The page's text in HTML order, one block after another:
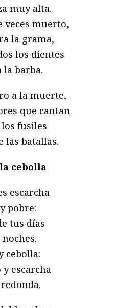
muy alta.
veces muerto,
la grama,
los dientes
la barba.
a la muerte,
que cantan
fusiles
las batallas.
cebolla
escarcha
pobre:
tus días
cebolla:
escarcha